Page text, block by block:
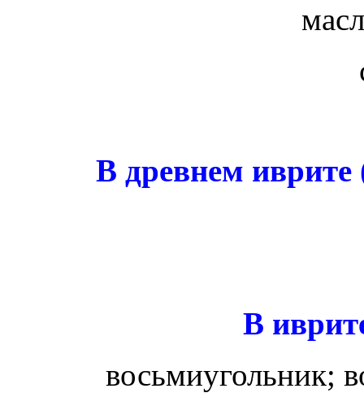
В древнем
В
восьмиугольник;